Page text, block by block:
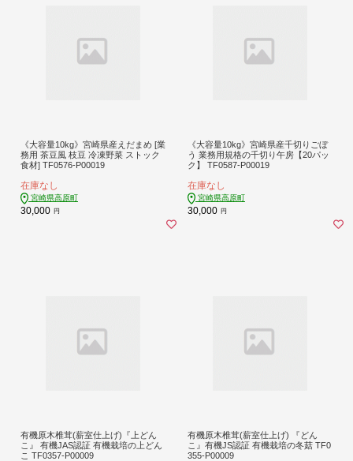
《大容量10kg》宮崎県産えだまめ [業
務用 茶豆風 枝豆 冷凍野菜 ストック
食材] TF0576-P00019
在庫なし
宮崎県高原町
30,000 円
《大容量10kg》宮崎県産千切りごぼ
う 業務用規格の千切り午房【20パッ
ク】 TF0587-P00019
在庫なし
宮崎県高原町
30,000 円
有機原木椎茸(薪室仕上げ)『上どん
こ』 有機JAS認証 有機栽培の上どん
こ TF0357-P00009
有機原木椎茸(薪室仕上げ) 『どん
こ』有機JS認証 有機栽培の冬菇 TF0
355-P00009